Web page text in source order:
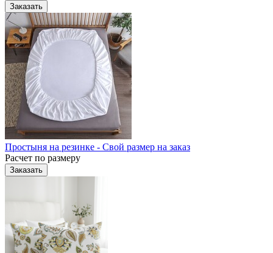
Заказать
Простыня на резинке - Свой размер на заказ
Расчет по размеру
Заказать